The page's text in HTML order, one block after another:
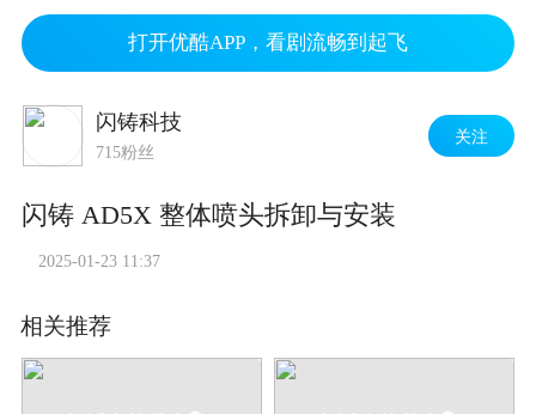
打开优酷APP，看剧流畅到起飞
闪铸科技
715粉丝
关注
闪铸 AD5X 整体喷头拆卸与安装
2025-01-23 11:37
相关推荐